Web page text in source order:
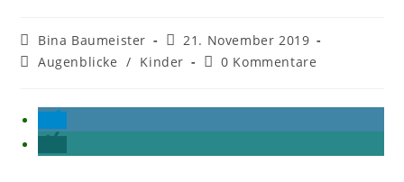
Beitrags-
Autor:
Bina Baumeister
Beitrag
veröffentlicht:
21. November 2019
Beitrags-
Augenblicke / Kinder
Beitrags-
0 Kommentare